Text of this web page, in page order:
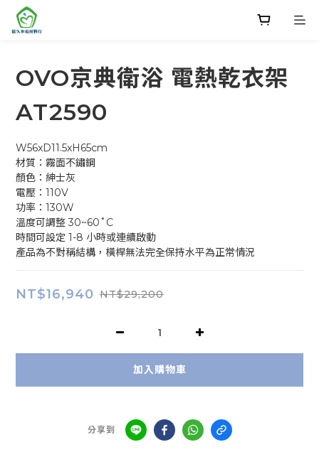
OVO京典衛浴 電熱乾衣架
AT2590
W56xD11.5xH65cm
材質：霧面不鏽鋼
顏色：紳士灰
電壓：110V
功率：130W
溫度可調整 30~60˚C
時間可設定 1-8 小時或連續啟動
產品為不對稱結構，橫桿無法完全保持水平為正常情況
NT$16,940 NT$29,200
加入購物車
分享到